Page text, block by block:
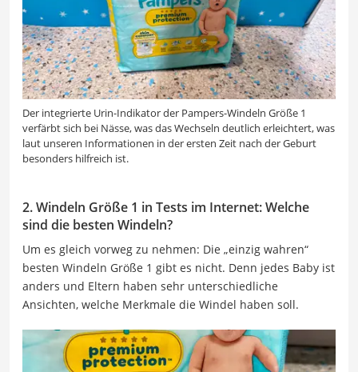
Der integrierte Urin-Indikator der Pampers-Windeln Größe 1
verfärbt sich bei Nässe, was das Wechseln deutlich erleichtert, was
laut unseren Informationen in der ersten Zeit nach der Geburt
besonders hilfreich ist.
2. Windeln Größe 1 in Tests im Internet: Welche
sind die besten Windeln?
Um es gleich vorweg zu nehmen: Die „einzig wahren“
besten Windeln Größe 1 gibt es nicht. Denn jedes Baby ist
anders und Eltern haben sehr unterschiedliche
Ansichten, welche Merkmale die Windel haben soll.